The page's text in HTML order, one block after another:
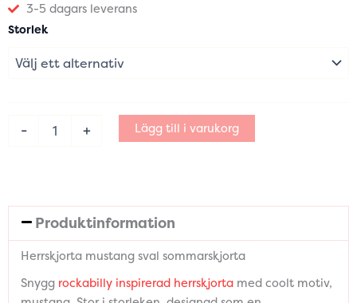
3-5 dagars leverans
Storlek
-
Herrskjorta
sval
sommarskjorta
+ Lägg till i varukorg
Produktinformation
Herrskjorta mustang sval sommarskjorta
Snygg rockabilly inspirerad herrskjorta med coolt motiv,